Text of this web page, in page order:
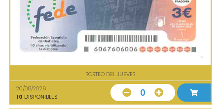
SORTEO DEL JUEVES
20/08/2026
10 DISPONIBLES 0